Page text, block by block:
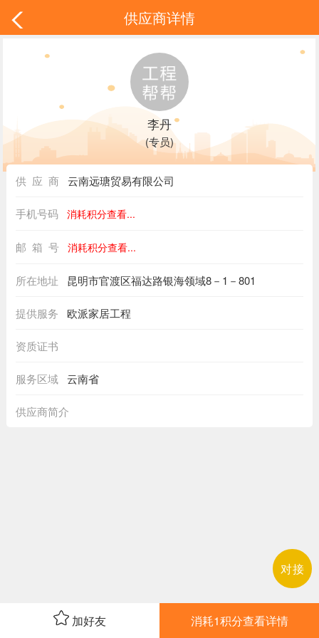
对接
供应商详情
李丹
(专员)
供 应 商 云南远瑭贸易有限公司
手机号码 消耗积分查看...
邮 箱 号 消耗积分查看...
所在地址 昆明市官渡区福达路银海领域8－1－801
提供服务 欧派家居工程
资质证书
服务区域 云南省
供应商简介
加好友 消耗1积分查看详情